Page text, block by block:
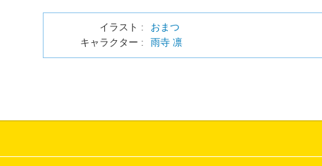
イラスト :
おまつ
キャラクター :
雨寺 凛